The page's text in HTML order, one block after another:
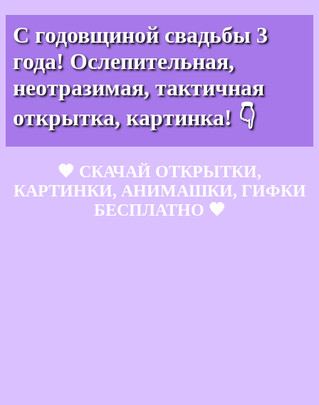
С годовщиной свадьбы 3
года! Ослепительная,
неотразимая, тактичная
открытка, картинка! 👇
🧡 СКАЧАЙ ОТКРЫТКИ,
КАРТИНКИ, АНИМАШКИ, ГИФКИ
БЕСПЛАТНО 🧡